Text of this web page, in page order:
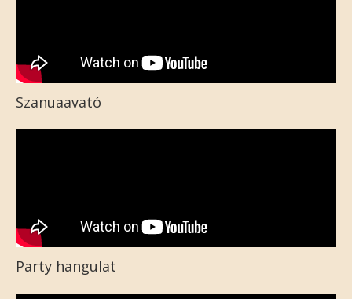
Szanuaavató
Party hangulat